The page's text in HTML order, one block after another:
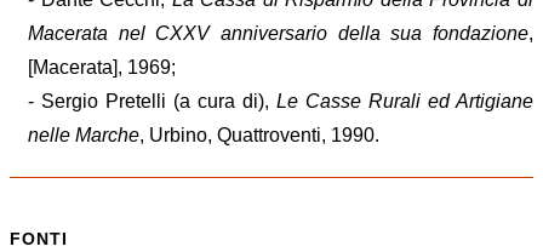
Macerata nel CXXV anniversario della sua fondazione,
[Macerata], 1969;
- Sergio Pretelli (a cura di), Le Casse Rurali ed Artigiane
nelle Marche, Urbino, Quattroventi, 1990.
FONTI